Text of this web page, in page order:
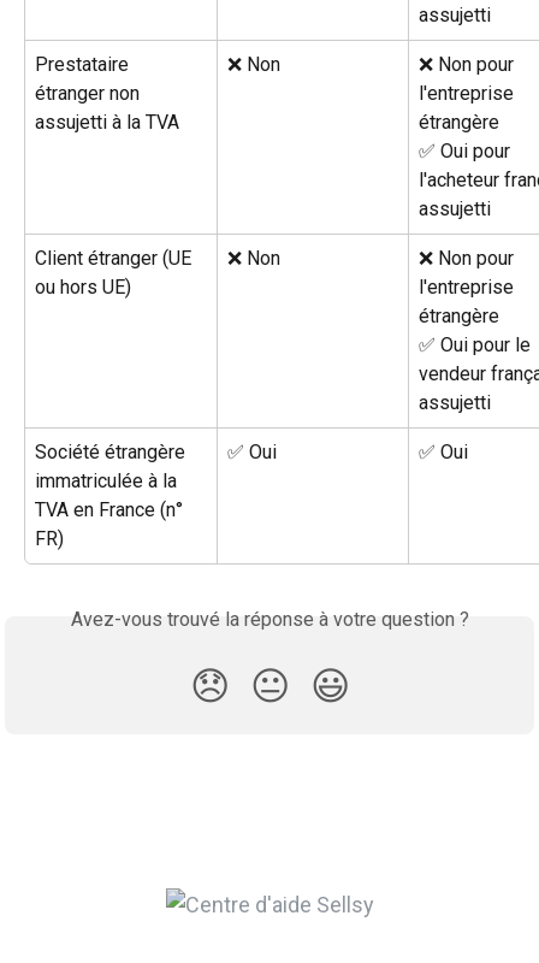
assujetti
Prestataire
étranger non
assujetti à la TVA
❌ Non
❌ Non pour
l'entreprise
étrangère
✅ Oui pour
l'acheteur
assujetti
Client étranger (UE
ou hors UE)
❌ Non
❌ Non pour
l'entreprise
étrangère
✅ Oui pour le
vendeur
assujetti
Société étrangère
immatriculée à la
TVA en France (n°
FR)
✅ Oui ✅ Oui
Avez-vous trouvé la réponse à votre question ?
😞 😐 😃